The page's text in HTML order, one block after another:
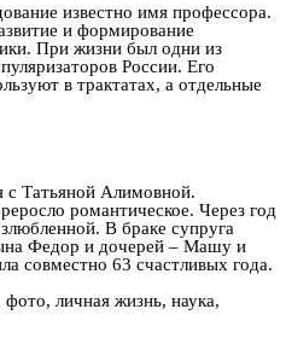
известно имя профессора.
и формирование
При жизни был одни из
России. Его
в трактатах, а отдельные
с Татьяной Алимовной.
романтическое. Через год
В браке супруга
Федор и дочерей – Машу и
совместно 63 счастливых года.